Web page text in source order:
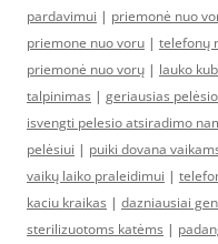
pardavimui | priemonė nuo
priemone nuo voru | telefonų
priemonė nuo vorų | lauko
talpinimas | geriausias
isvengti pelesio atsiradimo
pelėsiui | puiki dovana
vaikų laiko praleidimui |
kaciu kraikas | dazniausiai
sterilizuotoms katėms |